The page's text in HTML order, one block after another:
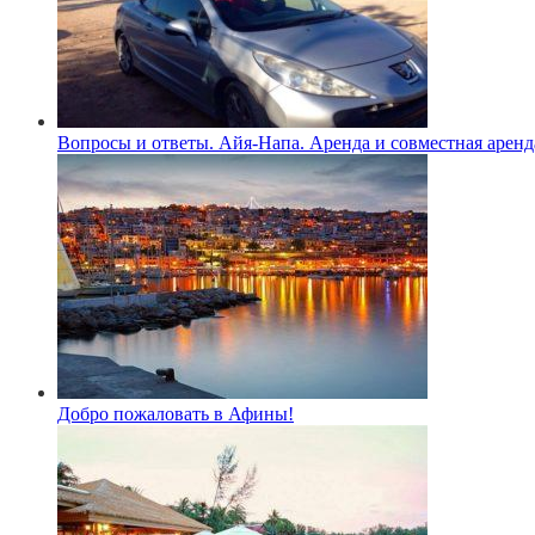
Вопросы и ответы. Айя-Напа. Аренда и совместная
Добро пожаловать в Афины!